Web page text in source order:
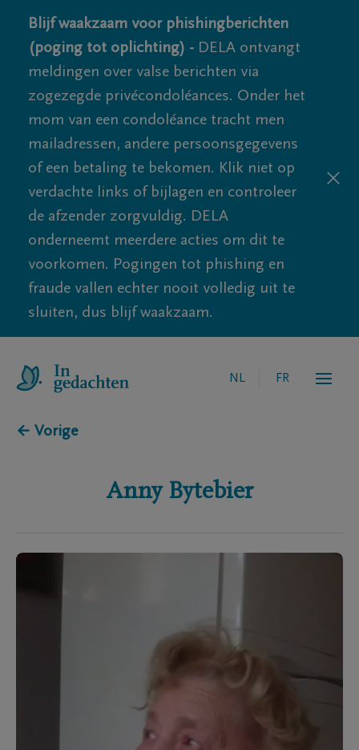
Blijf waakzaam voor phishingberichten
(poging tot oplichting) - DELA ontvangt
meldingen over valse berichten via
zogezegde privécondoléances. Onder het
mom van een condoléance tracht men
mailadressen, andere persoonsgegevens
of een betaling te bekomen. Klik niet op
verdachte links of bijlagen en controleer
de afzender zorgvuldig. DELA
onderneemt meerdere acties om dit te
voorkomen. Pogingen tot phishing en
fraude vallen echter nooit volledig uit te
sluiten, dus blijf waakzaam.
NL FR
← Vorige
Anny Bytebier